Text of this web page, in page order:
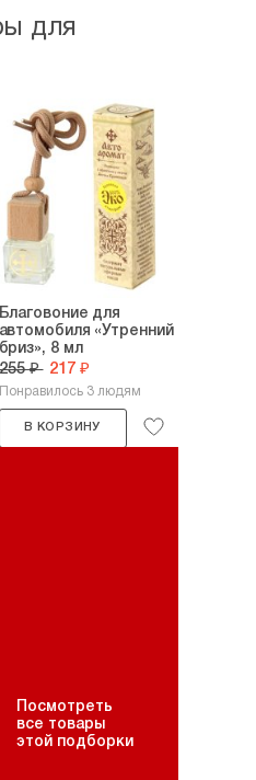
для
Благовоние для
автомобиля «Утренний
бриз», 8 мл
₽ 217 ₽
Понравилось 3 людям
В КОРЗИНУ
Посмотреть
все товары
этой подборки